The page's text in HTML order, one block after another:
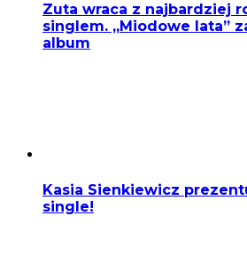
Zuta wraca z najbardziej
singlem. „Miodowe lata”
album
Kasia Sienkiewicz
single!